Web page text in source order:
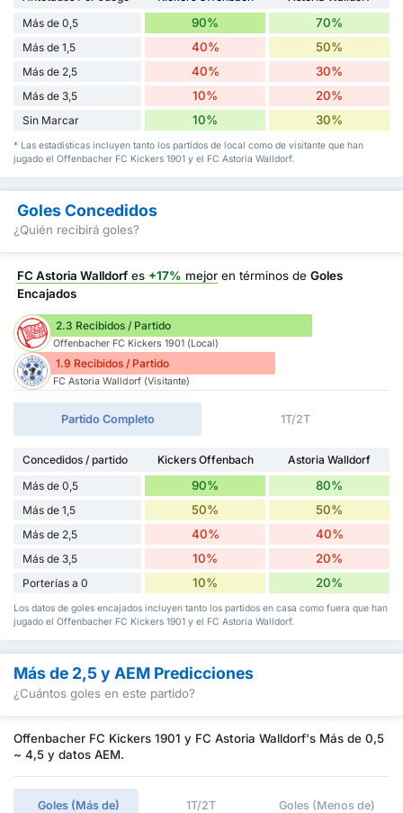
Más de 0,5
90% 70%
Más de 1,5 40% 50%
Más de 2,5 40% 30%
Más de 3,5 10% 20%
Sin Marcar 10% 30%
* Las estadísticas incluyen tanto los partidos de local como de visitante que han
jugado el Offenbacher FC Kickers 1901 y el FC Astoria Walldorf.
Goles Concedidos
¿Quién recibirá goles?
FC Astoria Walldorf es +17% mejor en términos de Goles
Encajados
2.3 Recibidos / Partido
Offenbacher FC Kickers 1901 (Local)
1.9 Recibidos / Partido
FC Astoria Walldorf (Visitante)
Partido Completo 1T/2T
Concedidos / partido Kickers Offenbach
Astoria Walldorf
Más de 0,5
90% 80%
Más de 1,5 50% 50%
Más de 2,5 40% 40%
Más de 3,5 10% 20%
Porterías a 0 10% 20%
Los datos de goles encajados incluyen tanto los partidos en casa como fuera que han
jugado el Offenbacher FC Kickers 1901 y el FC Astoria Walldorf.
Más de 2,5 y AEM Predicciones
¿Cuántos goles en este partido?
Offenbacher FC Kickers 1901 y FC Astoria Walldorf's Más de 0,5
~ 4,5 y datos AEM.
Goles (Más de) 1T/2T Goles (Menos de)